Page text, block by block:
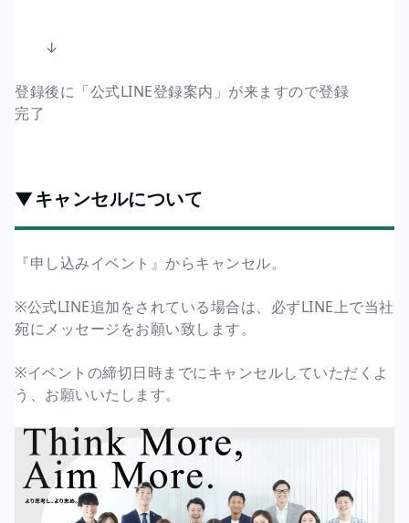
↓
登録後に「公式LINE登録案内」が来ますので登録
完了
▼キャンセルについて
『申し込みイベント』からキャンセル。
※公式LINE追加をされている場合は、必ずLINE上で当社
宛にメッセージをお願い致します。
※イベントの締切日時までにキャンセルしていただくよ
う、お願いいたします。